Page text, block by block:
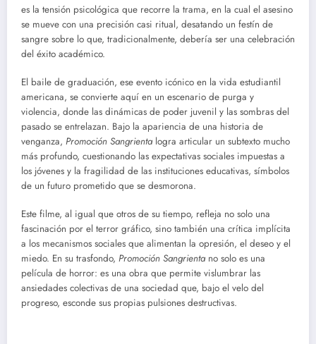
es la tensión psicológica que recorre la trama, en la cual el asesino
se mueve con una precisión casi ritual, desatando un festín de
sangre sobre lo que, tradicionalmente, debería ser una celebración
del éxito académico.
El baile de graduación, ese evento icónico en la vida estudiantil
americana, se convierte aquí en un escenario de purga y
violencia, donde las dinámicas de poder juvenil y las sombras del
pasado se entrelazan. Bajo la apariencia de una historia de
venganza, Promoción Sangrientalogra articular un subtexto mucho
más profundo, cuestionando las expectativas sociales impuestas a
los jóvenes y la fragilidad de las instituciones educativas, símbolos
de un futuro prometido que se desmorona.
Este filme, al igual que otros de su tiempo, refleja no solo una
fascinación por el terror gráfico, sino también una crítica implícita
a los mecanismos sociales que alimentan la opresión, el deseo y el
miedo. En su trasfondo, Promoción Sangrientano solo es una
película de horror: es una obra que permite vislumbrar las
ansiedades colectivas de una sociedad que, bajo el velo del
progreso, esconde sus propias pulsiones destructivas.